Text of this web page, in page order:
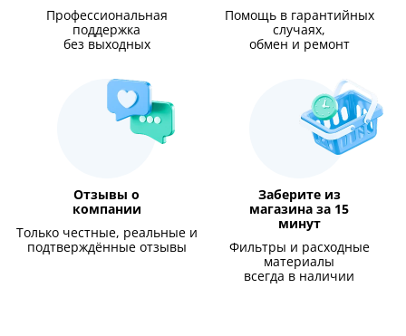
Профессиональная
поддержка
без выходных
Помощь в гарантийных
случаях,
обмен и ремонт
Отзывы о
компании
Только честные, реальные и
подтверждённые отзывы
Заберите из
магазина за 15
минут
Фильтры и расходные
материалы
всегда в наличии